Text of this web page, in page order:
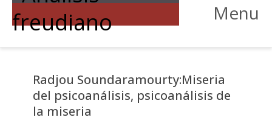
Menu
Radjou Soundaramourty:Miseria
del psicoanálisis, psicoanálisis de
la miseria